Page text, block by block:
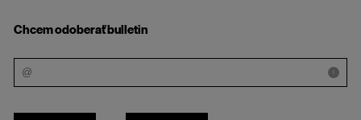
Chcem odoberať bulletin
i